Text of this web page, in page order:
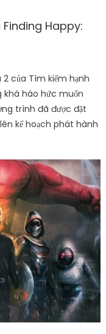
Happy:
của Tìm kiếm hạnh
khá háo hức muốn
trình đã được đặt
kế hoạch phát hành